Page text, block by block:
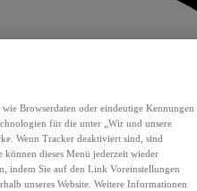
Browserdaten oder eindeutige Kennungen
für die unter „Wir und unsere
Wenn Tracker deaktiviert sind, sind
dieses Menü jederzeit wieder
indem Sie auf den Link Voreinstellungen
unseres Website. Weitere Informationen